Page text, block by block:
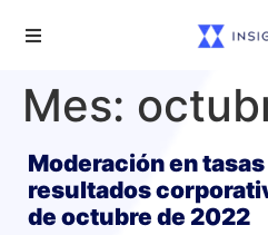
Mes:
Moderación en
resultados
de octubre de 2022